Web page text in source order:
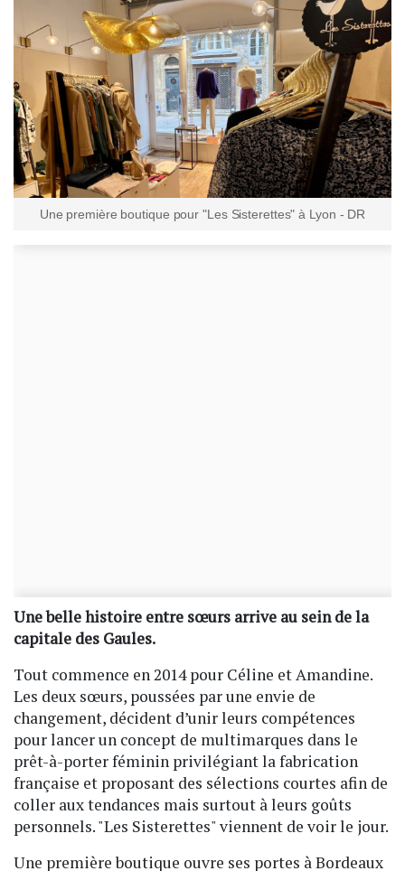
Une première boutique pour "Les Sisterettes" à Lyon - DR
Une belle histoire entre sœurs arrive au sein de la
capitale des Gaules.
Tout commence en 2014 pour Céline et Amandine.
Les deux sœurs, poussées par une envie de
changement, décident d’unir leurs compétences
pour lancer un concept de multimarques dans le
prêt-à-porter féminin privilégiant la fabrication
française et proposant des sélections courtes afin de
coller aux tendances mais surtout à leurs goûts
personnels. "Les Sisterettes" viennent de voir le jour.
Une première boutique ouvre ses portes à Bordeaux